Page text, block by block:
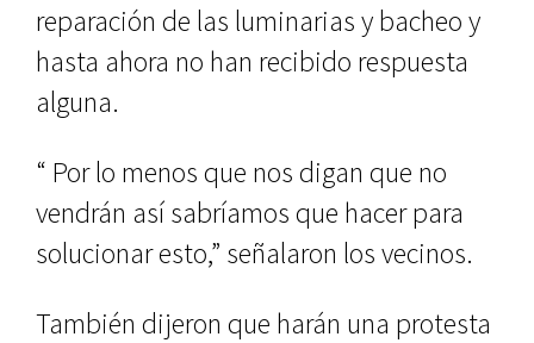
reparación de las luminarias y bacheo y
hasta ahora no han recibido respuesta
alguna.
“ Por lo menos que nos digan que no
vendrán así sabríamos que hacer para
solucionar esto,” señalaron los vecinos.
También dijeron que harán una protesta